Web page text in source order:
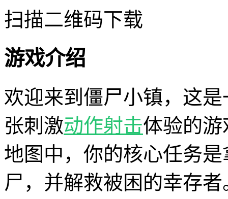
扫描二维码下载
游戏介绍
欢迎来到僵尸小镇，这
张刺激动作射击体验的
地图中，你的核心任务
尸，并解救被困的幸存